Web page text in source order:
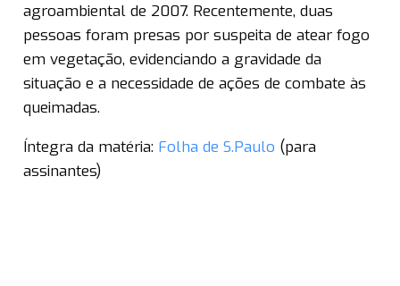
agroambiental de 2007. Recentemente, duas
pessoas foram presas por suspeita de atear fogo
em vegetação, evidenciando a gravidade da
situação e a necessidade de ações de combate às
queimadas.
Íntegra da matéria: Folha de S.Paulo (para
assinantes)